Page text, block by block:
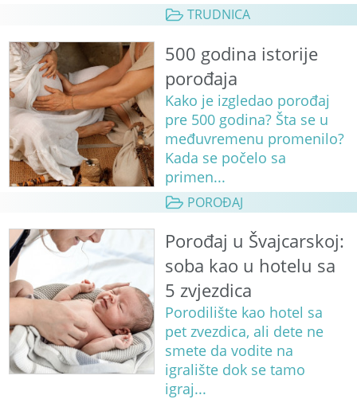
TRUDNICA
500 godina istorije
porođaja
Kako je izgledao porođaj
pre 500 godina? Šta se u
međuvremenu promenilo?
Kada se počelo sa
primen...
POROĐAJ
Porođaj u Švajcarskoj:
soba kao u hotelu sa
5 zvjezdica
Porodilište kao hotel sa
pet zvezdica, ali dete ne
smete da vodite na
igralište dok se tamo
igraj...